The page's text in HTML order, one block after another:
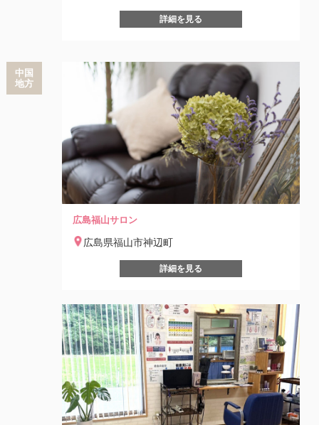
詳細を見る
中国
地方
広島福山サロン
広島県福山市神辺町
詳細を見る